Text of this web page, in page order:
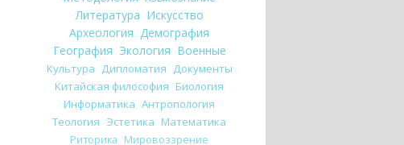
Литература Искусство
Археология Демография
География Экология Военные
Культура Дипломатия Документы
Китайская философия Биология
Информатика Антропология
Теология Эстетика Математика
Риторика Мировоззрение